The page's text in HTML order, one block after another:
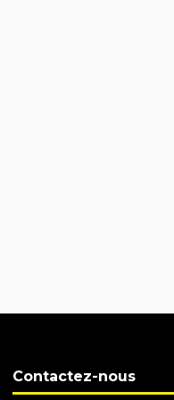
Contactez-nous